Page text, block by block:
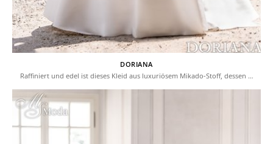
DORIANA
Raffiniert und edel ist dieses Kleid aus luxuriösem Mikado-Stoff, dessen …